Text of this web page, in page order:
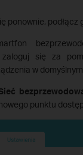
ponownie,
się za
w
punktu